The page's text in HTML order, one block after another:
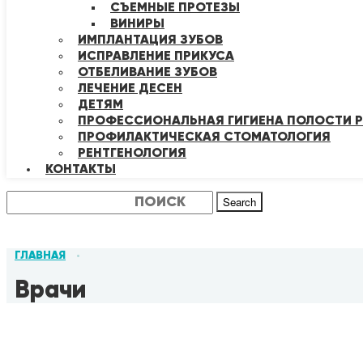
СЪЕМНЫЕ ПРОТЕЗЫ
ВИНИРЫ
ИМПЛАНТАЦИЯ ЗУБОВ
ИСПРАВЛЕНИЕ ПРИКУСА
ОТБЕЛИВАНИЕ ЗУБОВ
ЛЕЧЕНИЕ ДЕСЕН
ДЕТЯМ
ПРОФЕССИОНАЛЬНАЯ ГИГИЕНА ПОЛОСТИ
ПРОФИЛАКТИЧЕСКАЯ СТОМАТОЛОГИЯ
РЕНТГЕНОЛОГИЯ
КОНТАКТЫ
Search
ГЛАВНАЯ •
Врачи